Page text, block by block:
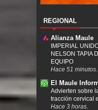
REGIONAL
Alianza Maule
IMPERIAL
NELSON TAPIA
EQUIPO
Hace 51 minutos.
El Maule
Advierten sobre
tracción cervical
Hace 3 horas.